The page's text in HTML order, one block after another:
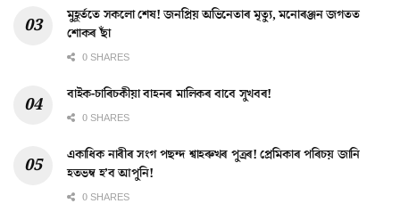
মুহূৰ্ততে সকলো শেষ! জনপ্ৰিয় অভিনেতাৰ মৃত্যু, মনোৰঞ্জন জগতত
শোকৰ ছাঁ
0 SHARES
বাইক-চাৰিচকীয়া বাহনৰ মালিকৰ বাবে সুখবৰ!
0 SHARES
একাধিক নাৰীৰ সংগ পছন্দ শ্বাহৰুখৰ পুত্ৰৰ! প্ৰেমিকাৰ পৰিচয় জানি
হতভম্ব হ’ব আপুনি!
0 SHARES